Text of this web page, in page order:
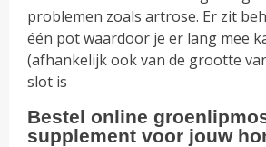
problemen zoals artrose. Er zit
één pot waardoor je er lang mee
(afhankelijk ook van de grootte
slot is
Bestel online
supplement voor jouw